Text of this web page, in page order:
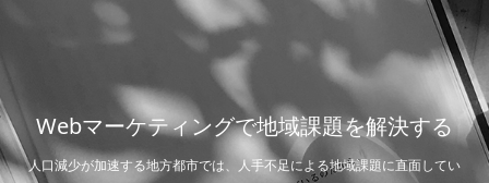
Webマーケティングで地域課題を解決する
人口減少が加速する地方都市では、人手不足による地域課題に直面してい